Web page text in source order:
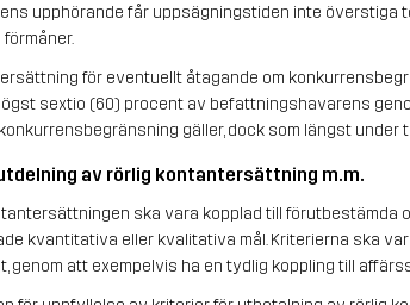
upphörande får uppsägningstiden inte
för eventuellt åtagande om
sextio (60) procent av befattningshavarens
gäller, dock som längst
av rörlig kontantersättning m.m.
ska vara kopplad till förutbestämda
kvantitativa eller kvalitativa mål. Kriterierna ska
genom att exempelvis ha en tydlig koppling till